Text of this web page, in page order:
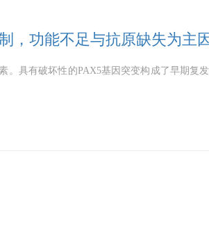
，功能不足与抗原缺失为主
具有破坏性的PAX5基因突变构成了早期复